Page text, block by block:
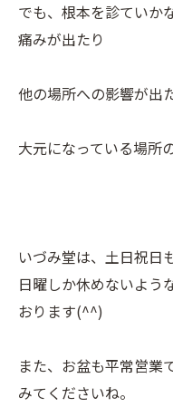
でも、根本を診ていか
痛みが出たり
他の場所への影響が出
大元になっている場所
いづみ堂は、土日祝日
日曜しか休めないよう
おります(^^)
また、お盆も平常営業
みてくださいね。